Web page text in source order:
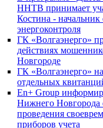
ННТВ принимает
Костина -
энергоконтроля
ГК «Волгаэнерго»
действиях
Новгороде
ГК «Волгаэнерго»
отдельных
En+ Group
Нижнего Новгорода
проведения
приборов учета